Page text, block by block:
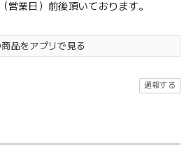
営業日）前後頂いております。
商品をアプリで見る
通報する